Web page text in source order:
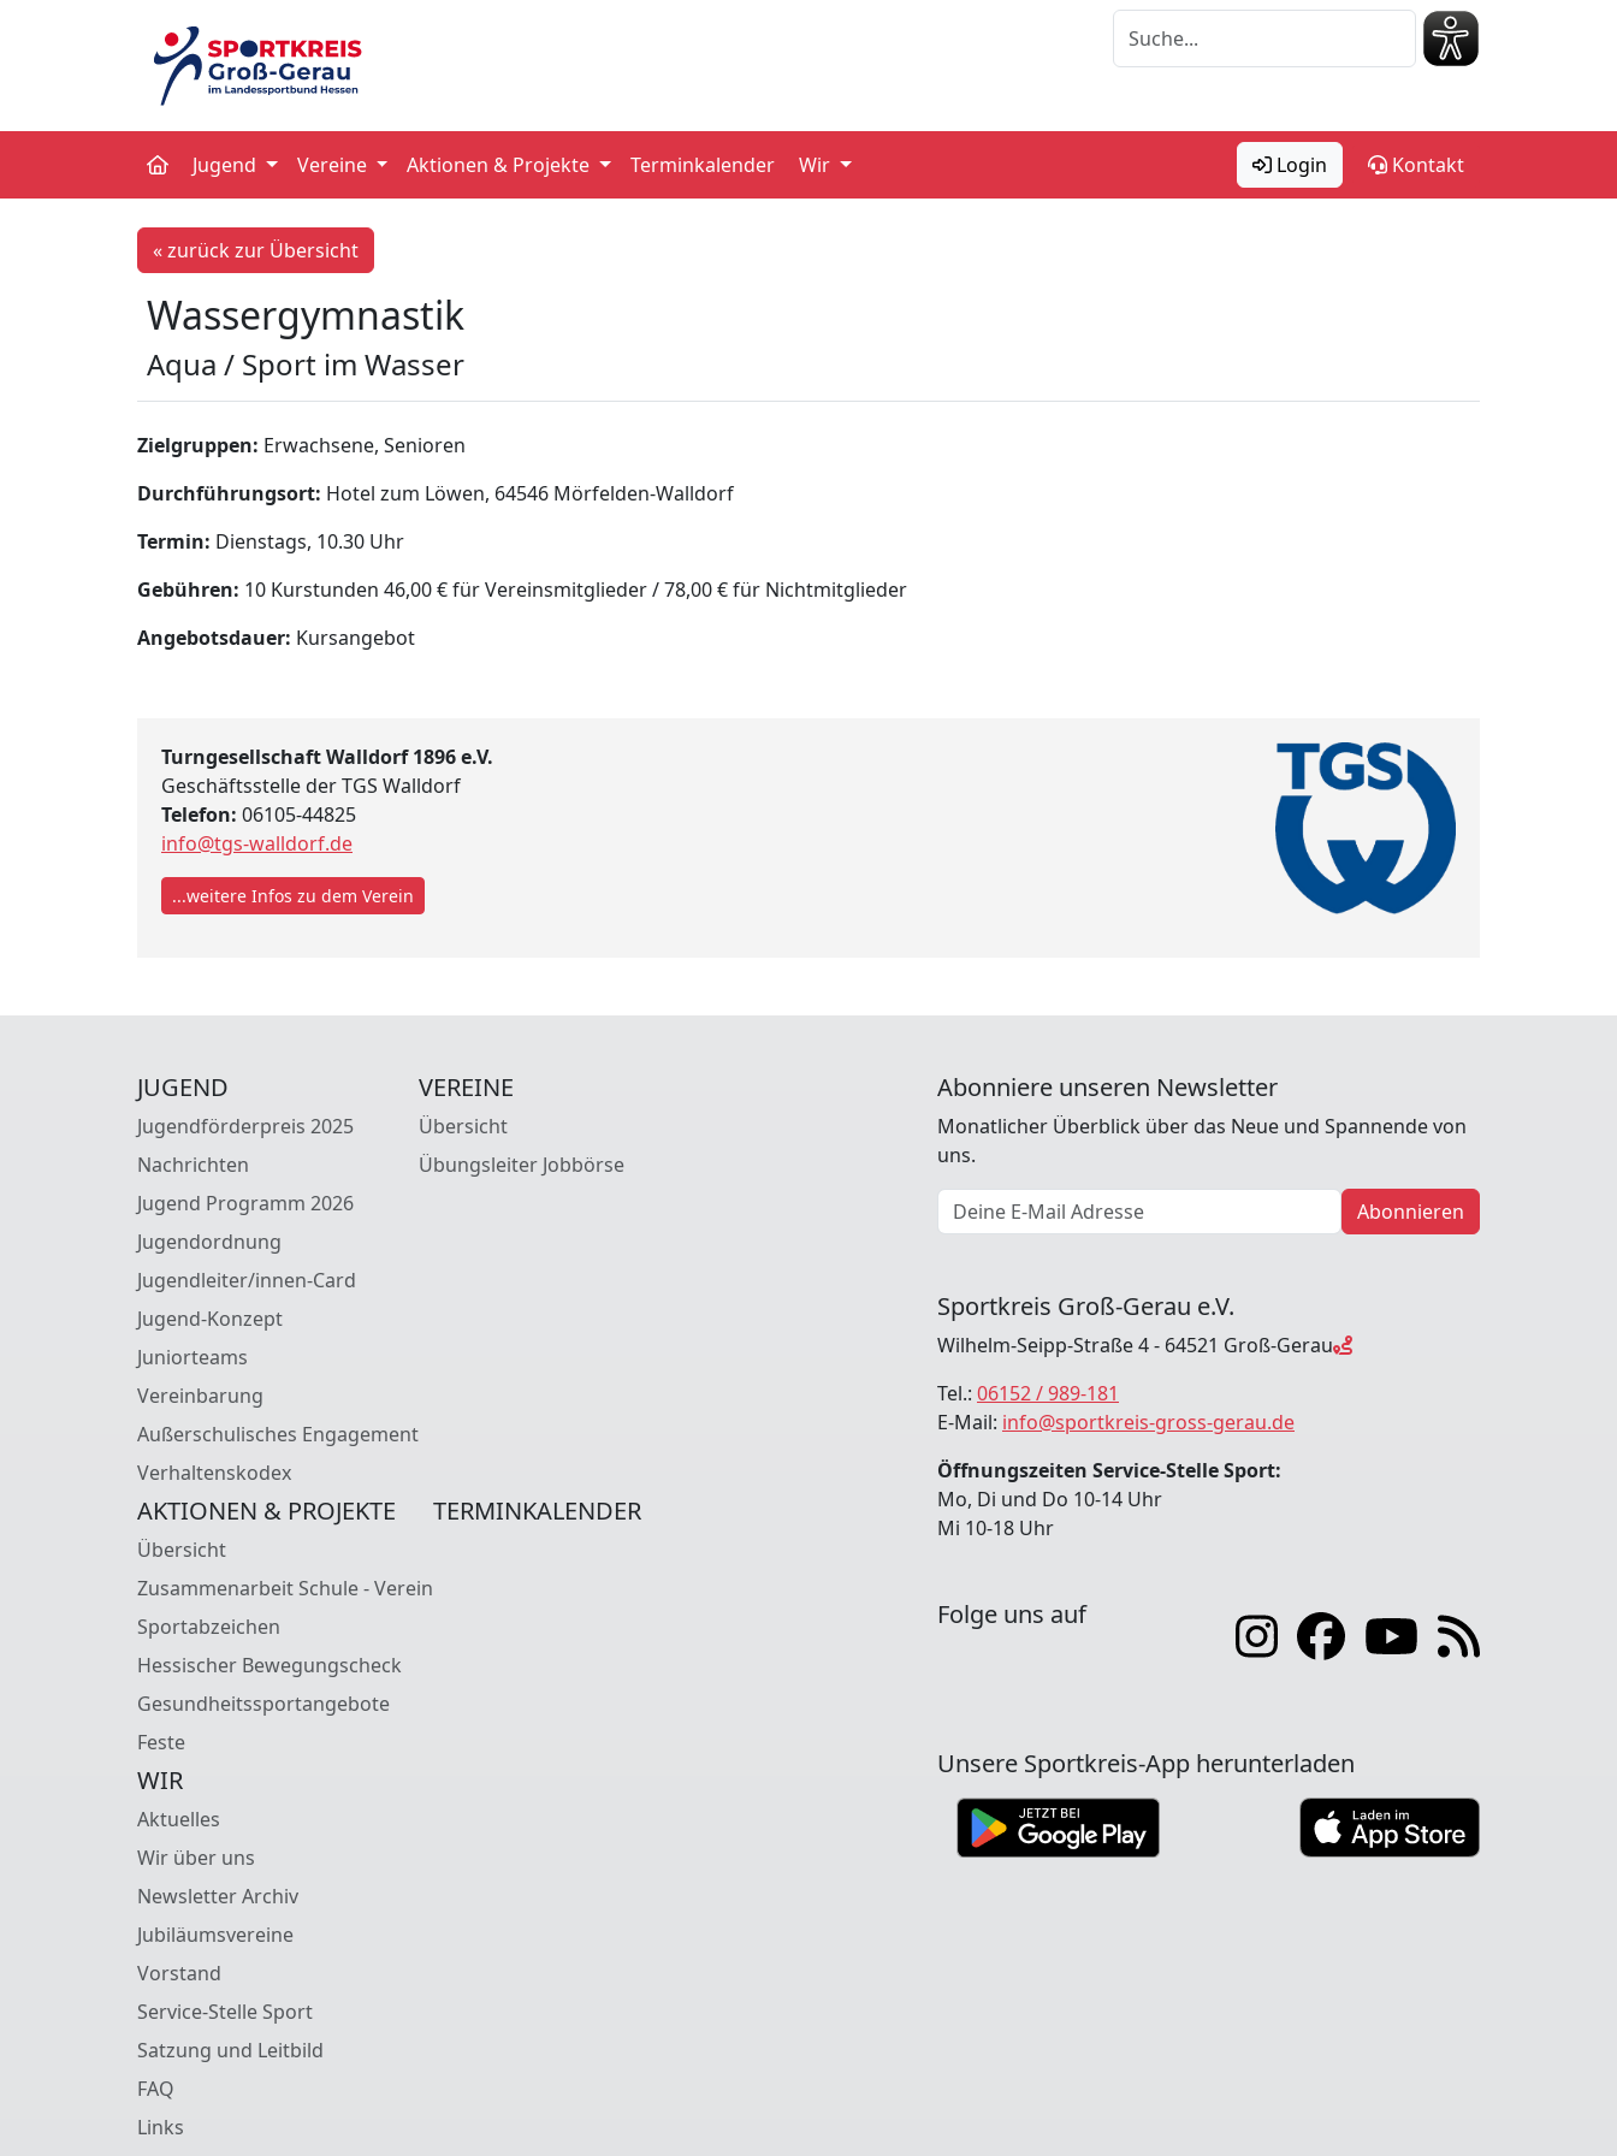
Jugend Vereine Aktionen & Projekte Terminkalender Wir Login Kontakt
« zurück zur Übersicht
Wassergymnastik
Aqua / Sport im Wasser
Zielgruppen: Erwachsene, Senioren
Durchführungsort: Hotel zum Löwen, 64546 Mörfelden-Walldorf
Termin: Dienstags, 10.30 Uhr
Gebühren: 10 Kurstunden 46,00 € für Vereinsmitglieder / 78,00 € für Nichtmitglieder
Angebotsdauer: Kursangebot
Turngesellschaft Walldorf 1896 e.V.
Geschäftsstelle der TGS Walldorf
Telefon: 06105-44825
info@tgs-walldorf.de
...weitere Infos zu dem Verein
JUGEND
Jugendförderpreis 2025
Nachrichten
Jugend Programm 2026
Jugendordnung
Jugendleiter/innen-Card
Jugend-Konzept
Juniorteams
Vereinbarung
Außerschulisches Engagement
Verhaltenskodex
VEREINE
Übersicht
Übungsleiter Jobbörse
AKTIONEN & PROJEKTE
Übersicht
Zusammenarbeit Schule - Verein
Sportabzeichen
Hessischer Bewegungscheck
Gesundheitssportangebote
Feste
TERMINKALENDER
WIR
Aktuelles
Wir über uns
Newsletter Archiv
Jubiläumsvereine
Vorstand
Service-Stelle Sport
Satzung und Leitbild
FAQ
Links
Abonniere unseren Newsletter
Monatlicher Überblick über das Neue und Spannende von
uns.
E-Mail Adresse
Abonnieren
Sportkreis Groß-Gerau e.V.
Wilhelm-Seipp-Straße 4 - 64521 Groß-Gerau
Tel.: 06152 / 989-181
E-Mail: info@sportkreis-gross-gerau.de
Öffnungszeiten Service-Stelle Sport:
Mo, Di und Do 10-14 Uhr
Mi 10-18 Uhr
Folge uns auf
Unsere Sportkreis-App herunterladen